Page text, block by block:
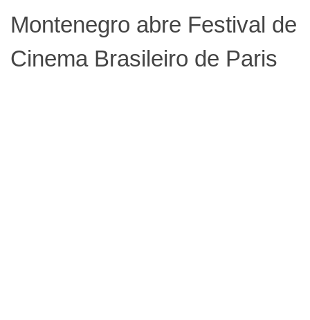
Montenegro abre Festival de
Cinema Brasileiro de Paris